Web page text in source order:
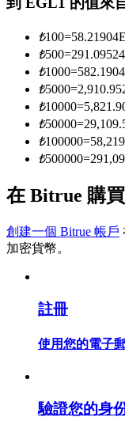
合約資訊
包含交易情況
₺100=58.21904
₺500=291.09524
₺1000=
₺5000=
₺10000=
₺50000=
₺100000=
₺500000=
在 Bitrue 購
創建一個 Bitrue 帳戶
加密貨幣。
註冊
使用您的電子
驗證您的身